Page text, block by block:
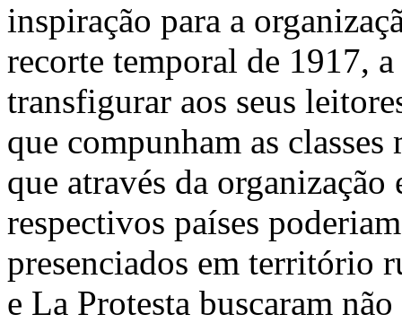
inspiração para a
recorte temporal de 1917,
transfigurar aos seus
que compunham as
que através da
respectivos países
presenciados em território
e La Protesta buscaram